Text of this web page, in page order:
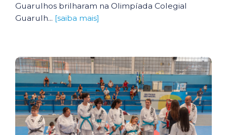
Guarulhos brilharam na Olimpíada Colegial
Guarulh... [saiba mais]